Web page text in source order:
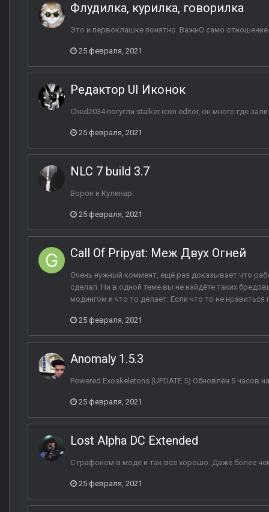
Флудилка, курилка, говорилка
Это и первоклашке понятно. ВажнО само
25 февраля, 2021
Редактор UI Иконок
Ched2034 погугли stalker icon editor, он много где
25 февраля, 2021
NLC 7 build 3.7
Ворон и Кулинар.
25 февраля, 2021
Call Of Pripyat: Меж Двух Огней
Очень нужный коммент, ещё раз доказывает что
сделал. Ни в одной теме вы не найдёте таких
модингом и что то делает. Если что то не
25 февраля, 2021
Anomaly 1.5.3
Powered Exoskeletons (UPDATE 5) Обновлён 5 часов
25 февраля, 2021
Lost Alpha DC Extended
С графоном в моде и так все хорошо. Даже более
25 февраля, 2021